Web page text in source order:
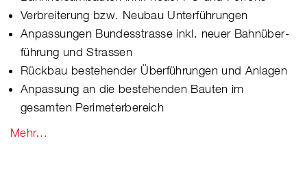
Verbreiterung bzw. Neubau Unterführungen
Anpassungen Bundesstrasse inkl. neuer Bahnüber-
führung und Strassen
Rückbau bestehender Überführungen und Anlagen
Anpassung an die bestehenden Bauten im
gesamten Perimeterbereich
Mehr…